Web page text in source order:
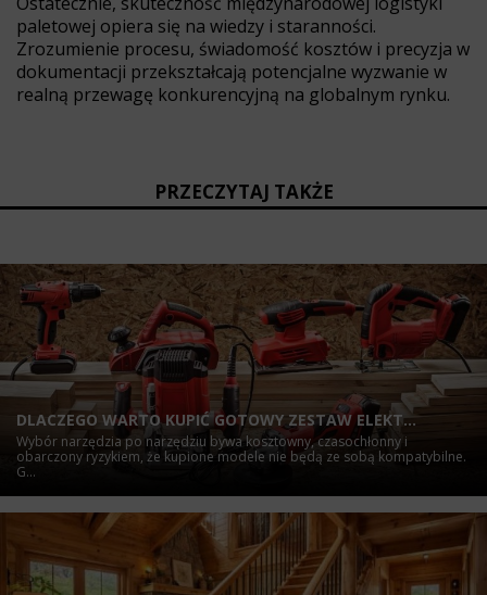
paletowej opiera się na wiedzy i staranności.
Zrozumienie procesu, świadomość kosztów i precyzja w
dokumentacji przekształcają potencjalne wyzwanie w
realną przewagę konkurencyjną na globalnym rynku.
PRZECZYTAJ TAKŻE
DLACZEGO WARTO KUPIĆ GOTOWY ZESTAW ELEKT...
Wybór narzędzia po narzędziu bywa kosztowny, czasochłonny i
obarczony ryzykiem, że kupione modele nie będą ze sobą kompatybilne.
G...